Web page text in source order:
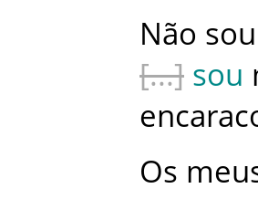
Não sou
sou
Os